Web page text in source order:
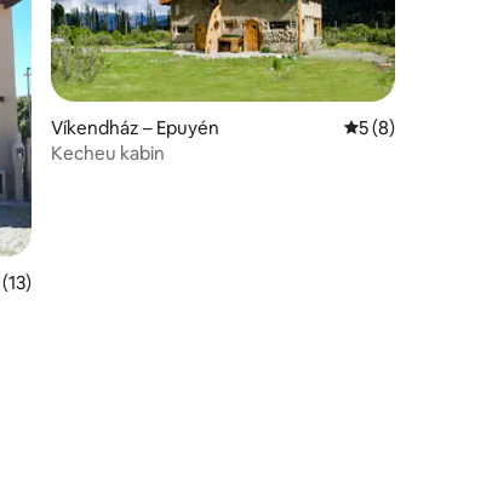
értékelés: 5/4,85, 13 vélemény
Víkendház – Epuyén Átlagos
5 (8)
Kecheu kabin